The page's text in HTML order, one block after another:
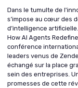
Dans le tumulte de
s’impose au cœur des
d’intelligence
How AI Agents
conférence
leaders venus de
échangé sur la place
sein des entreprises.
promesses de cette